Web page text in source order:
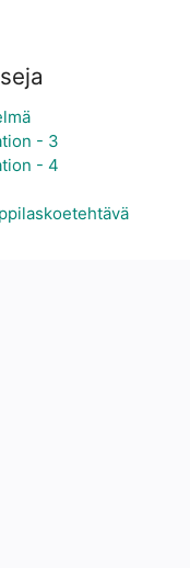
- 3
- 4